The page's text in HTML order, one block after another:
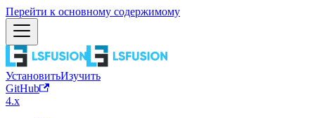
Перейти к основному содержимому
УстановитьИзучить
GitHub
4.x